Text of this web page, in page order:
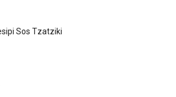
Sos Tzatziki